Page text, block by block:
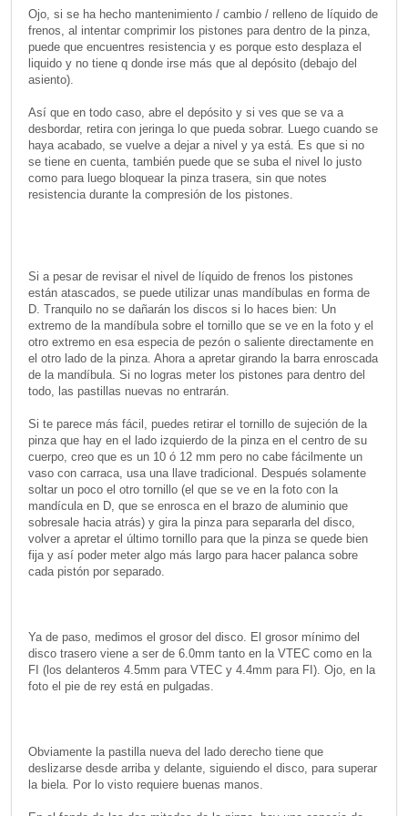
Ojo, si se ha hecho mantenimiento / cambio / relleno de líquido de
frenos, al intentar comprimir los pistones para dentro de la pinza,
puede que encuentres resistencia y es porque esto desplaza el
liquido y no tiene q donde irse más que al depósito (debajo del
asiento).
Así que en todo caso, abre el depósito y si ves que se va a
desbordar, retira con jeringa lo que pueda sobrar. Luego cuando se
haya acabado, se vuelve a dejar a nivel y ya está. Es que si no
se tiene en cuenta, también puede que se suba el nivel lo justo
como para luego bloquear la pinza trasera, sin que notes
resistencia durante la compresión de los pistones.
Si a pesar de revisar el nivel de líquido de frenos los pistones
están atascados, se puede utilizar unas mandíbulas en forma de
D. Tranquilo no se dañarán los discos si lo haces bien: Un
extremo de la mandíbula sobre el tornillo que se ve en la foto y el
otro extremo en esa especia de pezón o saliente directamente en
el otro lado de la pinza. Ahora a apretar girando la barra enroscada
de la mandíbula. Si no logras meter los pistones para dentro del
todo, las pastillas nuevas no entrarán.
Si te parece más fácil, puedes retirar el tornillo de sujeción de la
pinza que hay en el lado izquierdo de la pinza en el centro de su
cuerpo, creo que es un 10 ó 12 mm pero no cabe fácilmente un
vaso con carraca, usa una llave tradicional. Después solamente
soltar un poco el otro tornillo (el que se ve en la foto con la
mandícula en D, que se enrosca en el brazo de aluminio que
sobresale hacia atrás) y gira la pinza para separarla del disco,
volver a apretar el último tornillo para que la pinza se quede bien
fija y así poder meter algo más largo para hacer palanca sobre
cada pistón por separado.
Ya de paso, medimos el grosor del disco. El grosor mínimo del
disco trasero viene a ser de 6.0mm tanto en la VTEC como en la
FI (los delanteros 4.5mm para VTEC y 4.4mm para FI). Ojo, en la
foto el pie de rey está en pulgadas.
Obviamente la pastilla nueva del lado derecho tiene que
deslizarse desde arriba y delante, siguiendo el disco, para superar
la biela. Por lo visto requiere buenas manos.